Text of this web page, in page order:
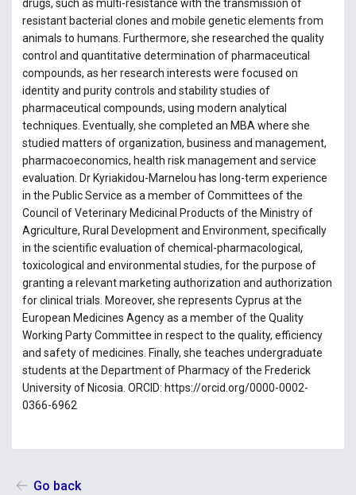
drugs, such as multi-resistance with the transmission of
resistant bacterial clones and mobile genetic elements from
animals to humans. Furthermore, she researched the quality
control and quantitative determination of pharmaceutical
compounds, as her research interests were focused on
identity and purity controls and stability studies of
pharmaceutical compounds, using modern analytical
techniques. Eventually, she completed an MBA where she
studied matters of organization, business and management,
pharmacoeconomics, health risk management and service
evaluation. Dr Kyriakidou-Marnelou has long-term experience
in the Public Service as a member of Committees of the
Council of Veterinary Medicinal Products of the Ministry of
Agriculture, Rural Development and Environment, specifically
in the scientific evaluation of chemical-pharmacological,
toxicological and environmental studies, for the purpose of
granting a relevant marketing authorization and authorization
for clinical trials. Moreover, she represents Cyprus at the
European Medicines Agency as a member of the Quality
Working Party Committee in respect to the quality, efficiency
and safety of medicines. Finally, she teaches undergraduate
students at the Department of Pharmacy of the Frederick
University of Nicosia. ORCID: https://orcid.org/0000-0002-
0366-6962
Go back